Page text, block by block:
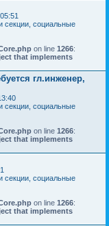
секции, социальные
on line 1266:
that implements
гл.инженер,
секции, социальные
on line 1266:
that implements
секции, социальные
on line 1266:
that implements